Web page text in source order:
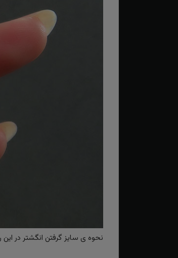
نحوه ی سایز گرفتن انگشتر در